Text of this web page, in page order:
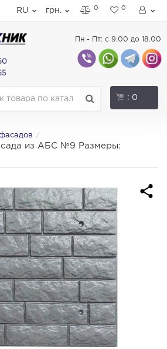
RU грн. 0 0
Пн - Пт: с 9.00 до 18.00
: 0
из АБС №9 Размеры: